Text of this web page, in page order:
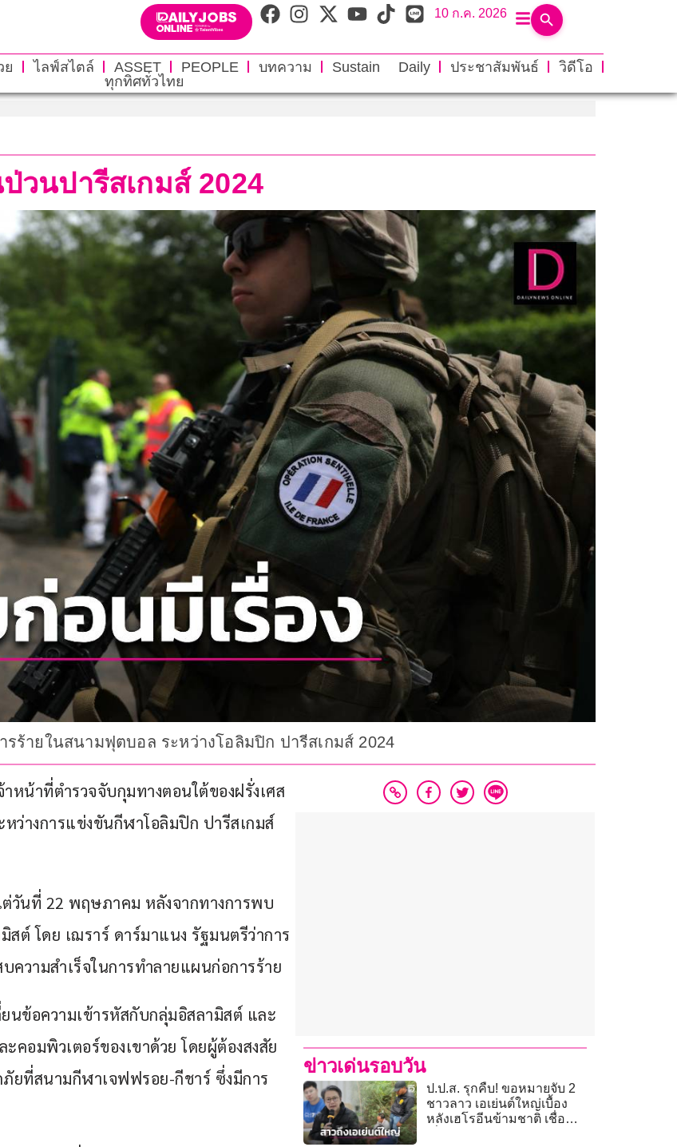
10 ก.ค. 2026
ย ไลฟ์สไตล์ ASSET PEOPLE บทความ Sustain Daily ประชาสัมพันธ์
วิดีโอ
ทุกทิศทั่วไทย
วนปารีสเกมส์ 2024
ร้ายในสนามฟุตบอล ระหว่างโอลิมปิก ปารีสเกมส์ 2024
หน้าที่ตำรวจจับกุมทางตอนใต้ของฝรั่งเศส
ว่างการแข่งขันกีฬาโอลิมปิก ปารีสเกมส์
วันที่ 22 พฤษภาคม หลังจากทางการพบ
ต์ โดย เฌราร์ ดาร์มาแนง รัฐมนตรีว่าการ
วามสำเร็จในการทำลายแผนก่อการร้าย
นข้อความเข้ารหัสกับกลุ่มอิสลามิสต์ และ
อมพิวเตอร์ของเขาด้วย โดยผู้ต้องสงสัย
ยที่สนามกีฬาเจฟฟรอย-กีชาร์ ซึ่งมีการ
ข่าวเด่นรอบวัน
ป.ป.ส. รุกคืบ! ขอหมายจับ 2
ชาวลาว เอเย่นต์ใหญ่เบื้อง
หลังเฮโรอีนข้ามชาติ เชื่อ